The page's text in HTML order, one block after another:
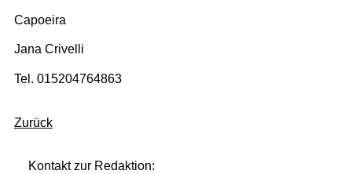
Capoeira
Jana Crivelli
Tel. 015204764863
Zurück
Kontakt zur Redaktion: